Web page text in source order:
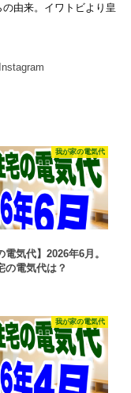
の由来。イワトビより皇
Instagram
我が家の電気代
電気代】2026年6月。
の電気代は？
我が家の電気代